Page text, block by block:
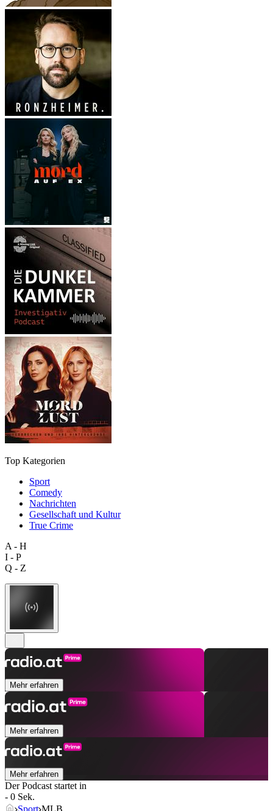
Top Kategorien
Sport
Comedy
Nachrichten
Gesellschaft und Kultur
True Crime
A - H
I - P
Q - Z
Mehr erfahren
Mehr erfahren
Mehr erfahren
Der Podcast startet in
- 0 Sek.